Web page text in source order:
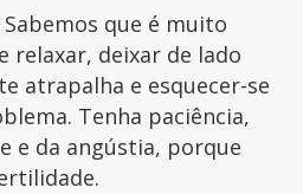
que é muito
relaxar, deixar de lado
atrapalha e esquecer-se
Tenha paciência,
e da angústia, porque